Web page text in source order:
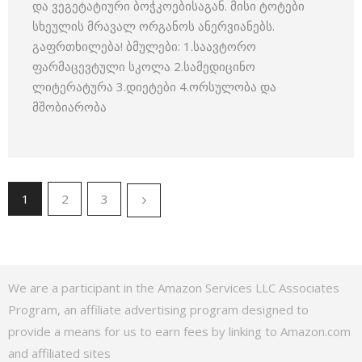
და ვეგეტატიური ბოჭკოებისაგან. მისი ტოტები
სხეულის მრავალ ორგანოს ანერვიანებს.
გაფრთხილება! ბმულები: 1.საავტორო
ფარმაცევტული სკოლა 2.სამედიცინო
ლიტერატურა 3.დიეტები 4.ორსულობა და
მშობიარობა
1 2 3
We are a participant in the Amazon Services LLC Associates
Program, an affiliate advertising program designed to
provide a means for us to earn fees by linking to Amazon.com
and affiliated sites